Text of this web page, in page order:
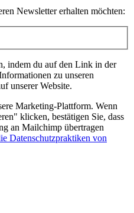
Newsletter erhalten möchten:
indem du auf den Link in der
zu unseren
unserer Website.
Marketing-Plattform. Wenn
klicken, bestätigen Sie, dass
an Mailchimp übertragen
Datenschutzpraktiken von